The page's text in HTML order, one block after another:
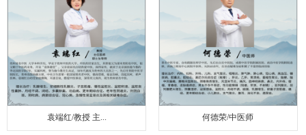
袁端红/教授 主... 何德荣/中医师